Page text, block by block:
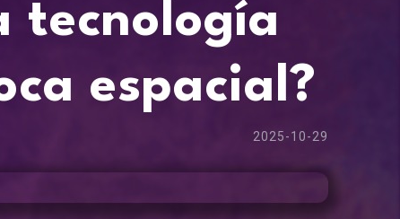
tecnología
espacial?
2025-10-29